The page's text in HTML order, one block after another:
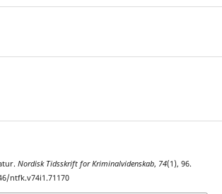
Nordisk Tidsskrift for Kriminalvidenskab, 74(1), 96.
ntfk.v74i1.71170